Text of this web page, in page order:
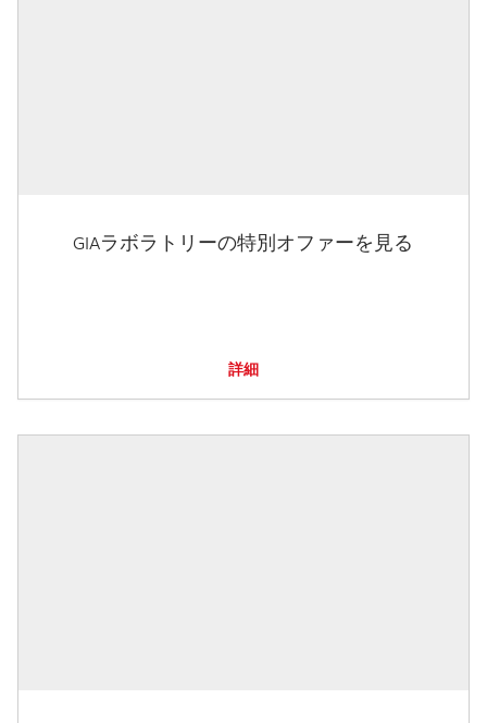
GIAラボラトリーの特別オファーを見る
詳細